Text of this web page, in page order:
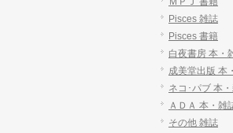
Pisces 雑誌
Pisces 書籍
白夜書房 本・
成美堂出版 本
ネコ･パブ 本
ＡＤＡ 本・雑
その他 雑誌